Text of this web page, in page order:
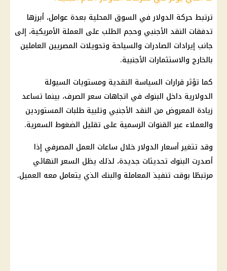
ترتبط حركة الدولارفي السوق المحلية بعدة عوامل، أبرزها
تدفقات النقد الأجنبي وحجم الطلب على العملة الأمريكية، إلى
جانب إيرادات الصادرات والسياحة وتحويلات المصريين العاملين
بالخارج والاستثمارات الأجنبية.
كما تؤثر قرارات السياسة النقدية ومستويات السيولة
الدولارية داخل البنوك في اتجاهات سعر الصرف، بينما تساعد
زيادة المعروض من النقد الأجنبي وتلبية طلبات المستوردين
والعملاء عبر القنوات الرسمية على تقليل الضغوط السعرية.
وقد تتغير أسعارالدولارخلال ساعات العمل المصرفي إذا
أصدرت البنوك تحديثات جديدة، لذلك يظل السعر النهائي
مرتبطًا بوقت تنفيذ المعاملة والبنك الذي يتعامل معه العميل.